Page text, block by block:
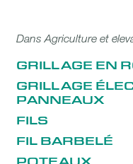
Dans Agriculture et
GRILLAGE EN
GRILLAGE
PANNEAUX
FILS
FIL BARBELÉ
POTEAUX